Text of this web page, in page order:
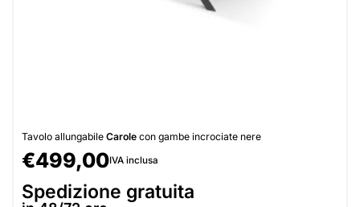
Tavolo allungabile Carole con gambe incrociate nere
€499,00IVA inclusa
Spedizione gratuita